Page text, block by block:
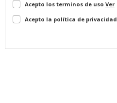
Acepto los terminos de uso Ver
Acepto la política de privacidad